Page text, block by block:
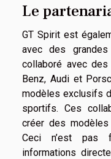
Le
GT Spirit est
avec des
collaboré avec
Benz, Audi et
modèles exclusifs
sportifs. Ces
créer des
Ceci n’est pas
informations